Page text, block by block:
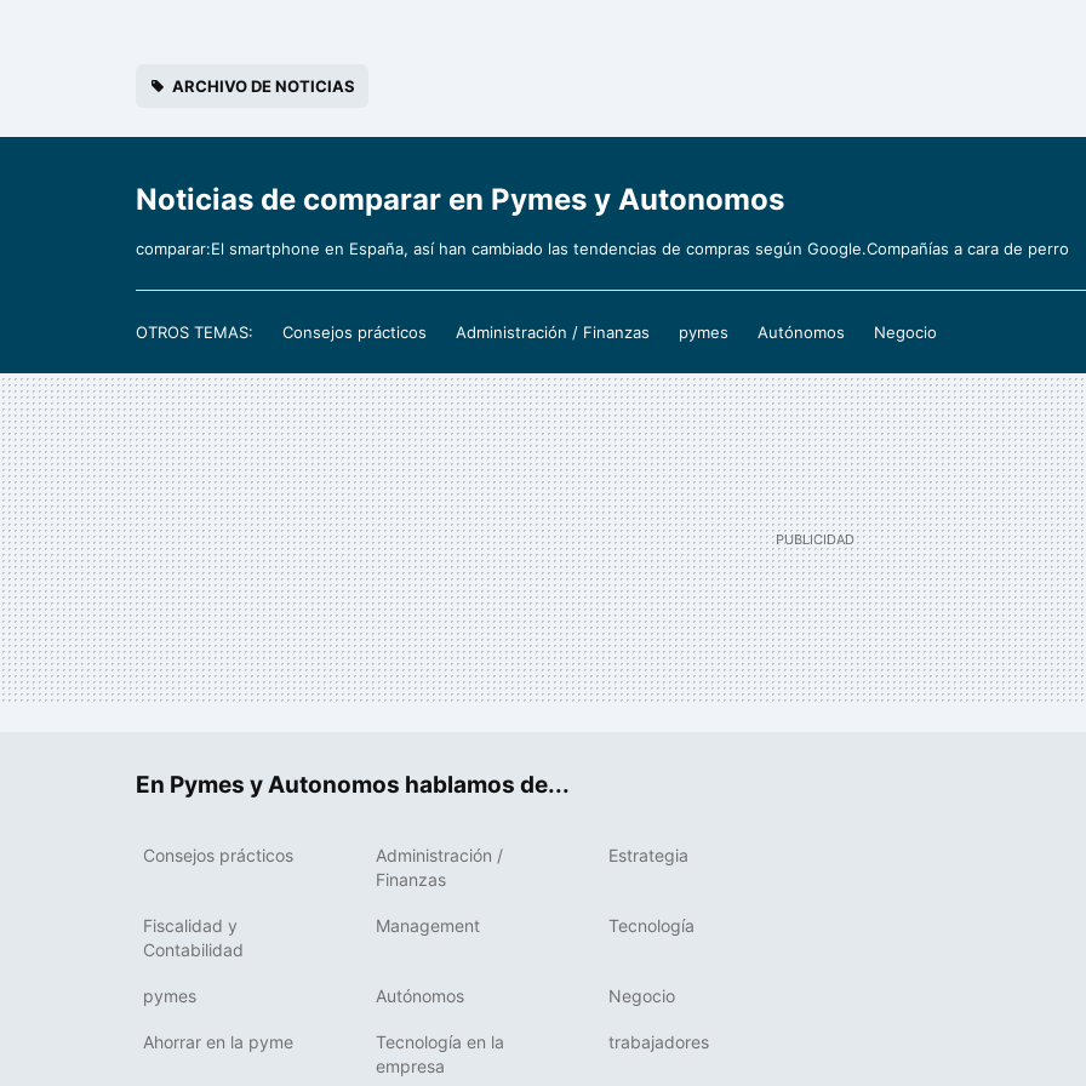
ARCHIVO DE NOTICIAS
Noticias de comparar en Pymes y Autonomos
comparar:El smartphone en España, así han cambiado las tendencias de compras según Google.Compañías a cara de perro
OTROS TEMAS: Consejos prácticos Administración / Finanzas pymes Autónomos Negocio
En Pymes y Autonomos hablamos de...
Consejos prácticos
Administración /
Finanzas
Estrategia
Fiscalidad y
Contabilidad
Management Tecnología
pymes Autónomos Negocio
Ahorrar en la pyme
Tecnología en la
empresa
trabajadores